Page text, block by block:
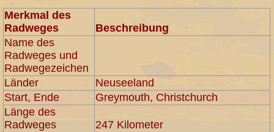
Merkmal des
Radweges
Beschreibung
Name des
Radweges und
Radwegezeichen
Länder
Neuseeland
Start, Ende
Greymouth, Christchurch
Länge des
Radweges
247 Kilometer